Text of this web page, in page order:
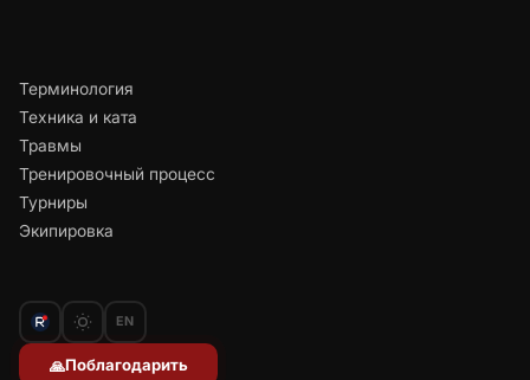
Терминология
Техника и ката
Травмы
Тренировочный процесс
Турниры
Экипировка
EN
🙏Поблагодарить